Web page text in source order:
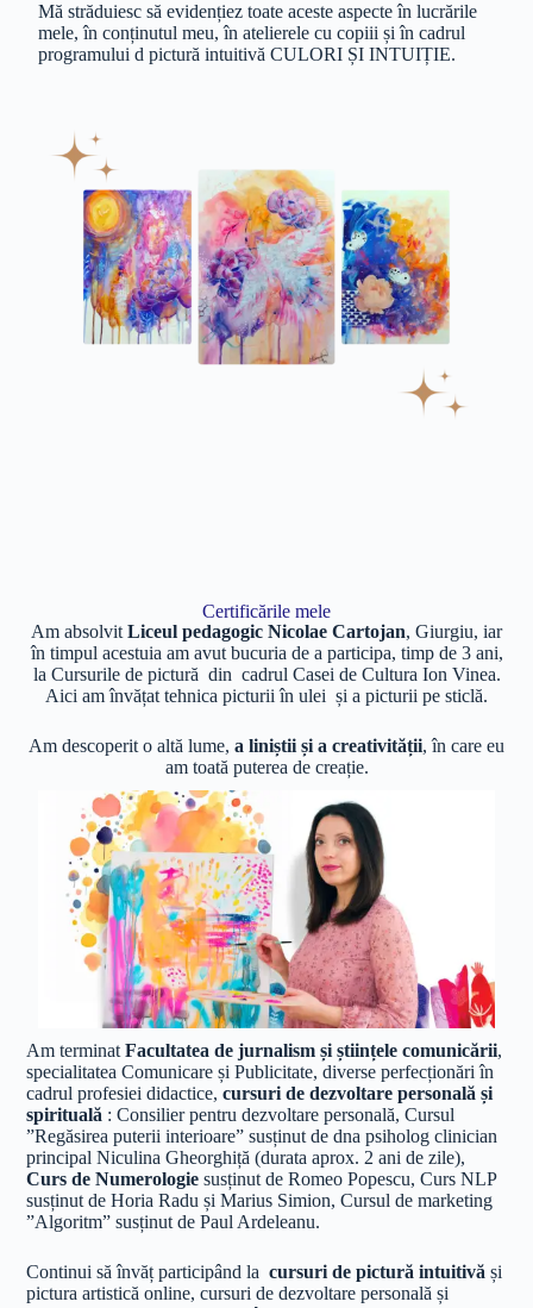
Mă străduiesc să evidențiez toate aceste aspecte în lucrările
mele, în conținutul meu, în atelierele cu copiii și în cadrul
programului d pictură intuitivă CULORI ȘI INTUIȚIE.
Certificările mele
Am absolvit Liceul pedagogic Nicolae Cartojan, Giurgiu, iar
în timpul acestuia am avut bucuria de a participa, timp de 3 ani,
la Cursurile de pictură din cadrul Casei de Cultura Ion Vinea.
Aici am învățat tehnica picturii în ulei și a picturii pe sticlă.
Am descoperit o altă lume, a liniștii și a creativității, în care eu
am toată puterea de creație.
Am terminatFacultatea de jurnalism și științele comunicării,
specialitatea Comunicare și Publicitate, diverse perfecționări în
cadrul profesiei didactice,cursuri de dezvoltare personală și
spirituală : Consilier pentru dezvoltare personală, Cursul
”Regăsirea puterii interioare” susținut de dna psiholog clinician
principal Niculina Gheorghiță (durata aprox. 2 ani de zile),
Curs de Numerologie susținut de Romeo Popescu, Curs NLP
susținut de Horia Radu și Marius Simion, Cursul de marketing
”Algoritm” susținut de Paul Ardeleanu.
Continui să învăț participând lacursuri de pictură intuitivă și
pictura artistică online, cursuri de dezvoltare personală și